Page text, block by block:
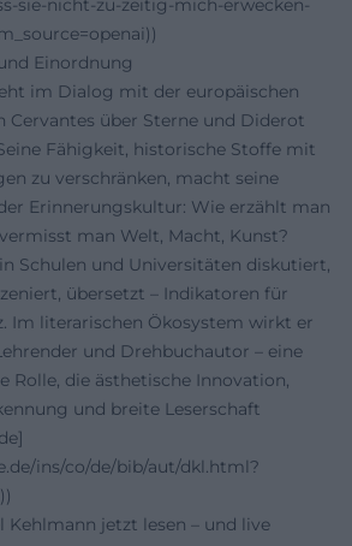
sie-nicht-zu-zeitig-mich-erwecken-
Einordnung
im Dialog mit der europäischen
Cervantes über Sterne und Diderot
Fähigkeit, historische Stoffe mit
zu verschränken, macht seine
Erinnerungskultur: Wie erzählt man
man Welt, Macht, Kunst?
Schulen und Universitäten diskutiert,
übersetzt – Indikatoren für
Im literarischen Ökosystem wirkt er
und Drehbuchautor – eine
Rolle, die ästhetische Innovation,
und breite Leserschaft
ins/co/de/bib/aut/dkl.html?
Kehlmann jetzt lesen – und live